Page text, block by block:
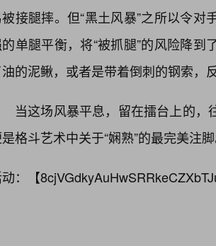
接腿摔。但“黑土风暴”之所以令
单腿平衡，将“被抓腿”的风险降
的泥鳅，或者是带着倒刺的钢索，
当这场风暴平息，留在擂台上的
格斗艺术中关于“娴熟”的最完美注
：【